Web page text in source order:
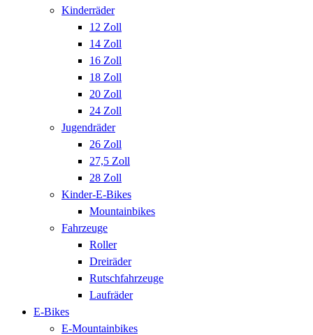
Kinderräder
12 Zoll
14 Zoll
16 Zoll
18 Zoll
20 Zoll
24 Zoll
Jugendräder
26 Zoll
27,5 Zoll
28 Zoll
Kinder-E-Bikes
Mountainbikes
Fahrzeuge
Roller
Dreiräder
Rutschfahrzeuge
Laufräder
E-Bikes
E-Mountainbikes